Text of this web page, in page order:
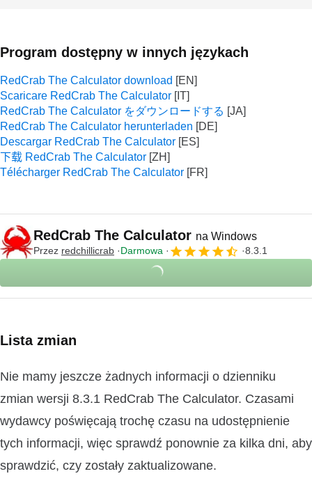
Program dostępny w innych językach
RedCrab The Calculator download
Scaricare RedCrab The Calculator
RedCrab The Calculator をダウンロードする
RedCrab The Calculator herunterladen
Descargar RedCrab The Calculator
下载 RedCrab The Calculator
Télécharger RedCrab The Calculator
RedCrab The Calculator na Windows
Przez redchillicrab Darmowa 8.3.1
Lista zmian
Nie mamy jeszcze żadnych informacji o dzienniku
zmian wersji 8.3.1 RedCrab The Calculator. Czasami
wydawcy poświęcają trochę czasu na udostępnienie
tych informacji, więc sprawdź ponownie za kilka dni, aby
sprawdzić, czy zostały zaktualizowane.